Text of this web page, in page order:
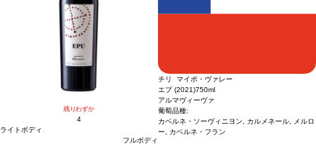
残りわずか
4
ライトボディ
フルボディ
チリ マイポ・ヴァレー
エプ (2021)750ml
アルマヴィーヴァ
葡萄品種:
カベルネ・ソーヴィニヨン, カルメネール, メルロ
ー, カベルネ・フラン